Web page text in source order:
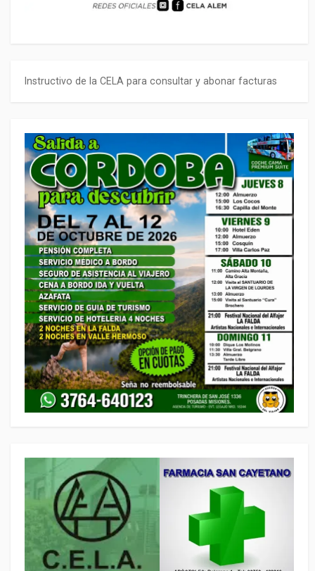
Instructivo de la CELA para consultar y abonar facturas